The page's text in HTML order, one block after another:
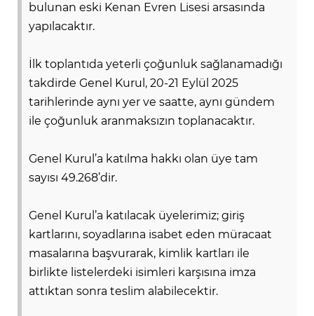
bulunan eski Kenan Evren Lisesi arsasında
yapılacaktır.
İlk toplantıda yeterli çoğunluk sağlanamadığı
takdirde Genel Kurul, 20-21 Eylül 2025
tarihlerinde aynı yer ve saatte, aynı gündem
ile çoğunluk aranmaksızın toplanacaktır.
Genel Kurul’a katılma hakkı olan üye tam
sayısı 49.268’dir.
Genel Kurul’a katılacak üyelerimiz; giriş
kartlarını, soyadlarına isabet eden müracaat
masalarına başvurarak, kimlik kartları ile
birlikte listelerdeki isimleri karşısına imza
attıktan sonra teslim alabilecektir.